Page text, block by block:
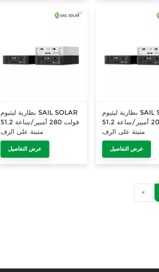
بطارية ليثيوم SAIL SOLAR
51.2 فولت 280 أمبير/ساعة
مثبتة على الرف
عرض التفاصيل
بطارية ليثيوم SAIL SOLAR
51.2 فولت 200 أمبير/ساعة
مثبتة على الرف
عرض التفاصيل